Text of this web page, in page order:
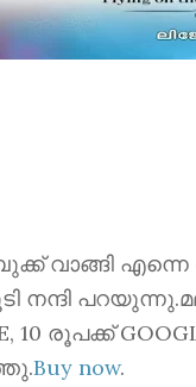
ബുക്ക് വാങ്ങി
നന്ദി
10 രൂപക്ക്
Buy now.